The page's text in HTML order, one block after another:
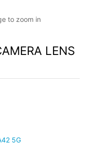
to zoom in
LENS
5G